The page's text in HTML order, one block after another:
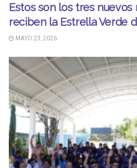
Estos son los tres
reciben la Estrella Verde
MAYO 23, 2026